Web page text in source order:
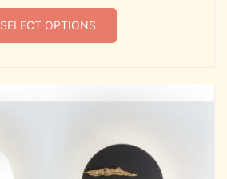
SELECT OPTIONS